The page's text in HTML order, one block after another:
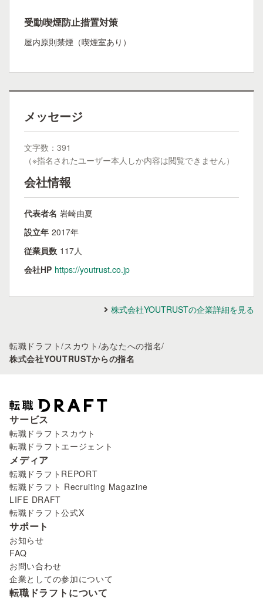
受動喫煙防止措置対策
屋内原則禁煙（喫煙室あり）
メッセージ
文字数：391
（※指名されたユーザー本人しか内容は閲覧できません）
会社情報
代表者名 岩崎由夏
設立年 2017年
従業員数 117人
会社HP https://youtrust.co.jp
株式会社YOUTRUSTの企業詳細を見る
転職ドラフト/スカウト /あなたへの指名/
株式会社YOUTRUSTからの指名
サービス
転職ドラフトスカウト
転職ドラフトエージェント
メディア
転職ドラフトREPORT
転職ドラフト Recruiting Magazine
LIFE DRAFT
転職ドラフト公式X
サポート
お知らせ
FAQ
お問い合わせ
企業としての参加について
転職ドラフトについて